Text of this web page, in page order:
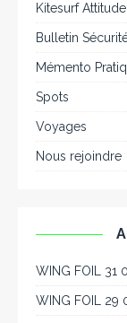
Kitesurf Attitude
Bulletin
Mémento
Spots
Voyages
Nous rejoindre
WING FOIL 31
WING FOIL 29